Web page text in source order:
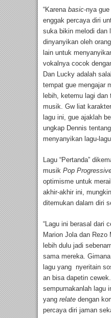
“Karena basic-nya
enggak percaya diri
suka bikin melodi dan
dinyanyikan oleh
lain untuk
vokalnya cocok
Dan Lucky adalah
tempat gue mengajar
lebih, ketemu lagi
musik. Gw liat
lagu ini, gue ajaklah
ungkap Dennis
menyanyikan lagu-
Lagu “Pertanda”
musik Pop
optimisme untuk
akhir-akhir ini,
ditemukan dalam diri
“Lagu ini berasal dari
Marion Jola dan
lebih dulu jadi
sama mereka.
lagu yang nyeritain
an bisa dapetin
sempurnakanlah lagu
yang relate dengan
percaya diri jaman